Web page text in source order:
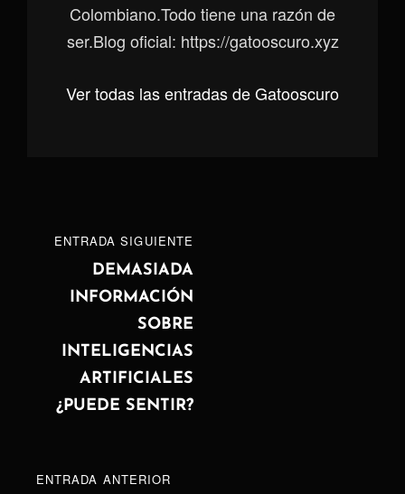
Colombiano.Todo tiene una razón de
ser.Blog oficial: https://gatooscuro.xyz
Ver todas las entradas de Gatooscuro
Navegación
entradas
ENTRADA
ENTRADA ANTERIOR
ENTRADA
SIGUIENTE
ENTRADA SIGUIENTE
DEMASIADA
INFORMACIÓN
SOBRE
INTELIGENCIAS
ARTIFICIALES
¿PUEDE SENTIR?